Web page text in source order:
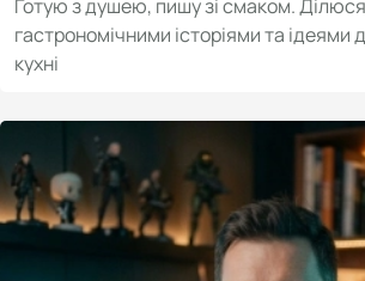
Готую з душею, пишу зі смаком.
гастрономічними історіями та ідеями
кухні